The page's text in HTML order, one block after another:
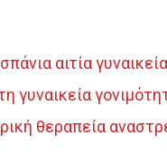
αιτία
γυναικεία
θεραπεία